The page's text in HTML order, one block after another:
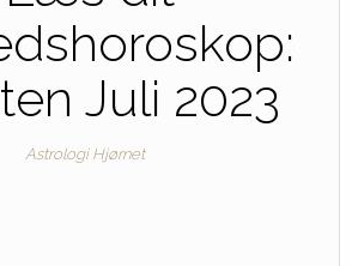
Juli 2023
Astrologi Hjørnet